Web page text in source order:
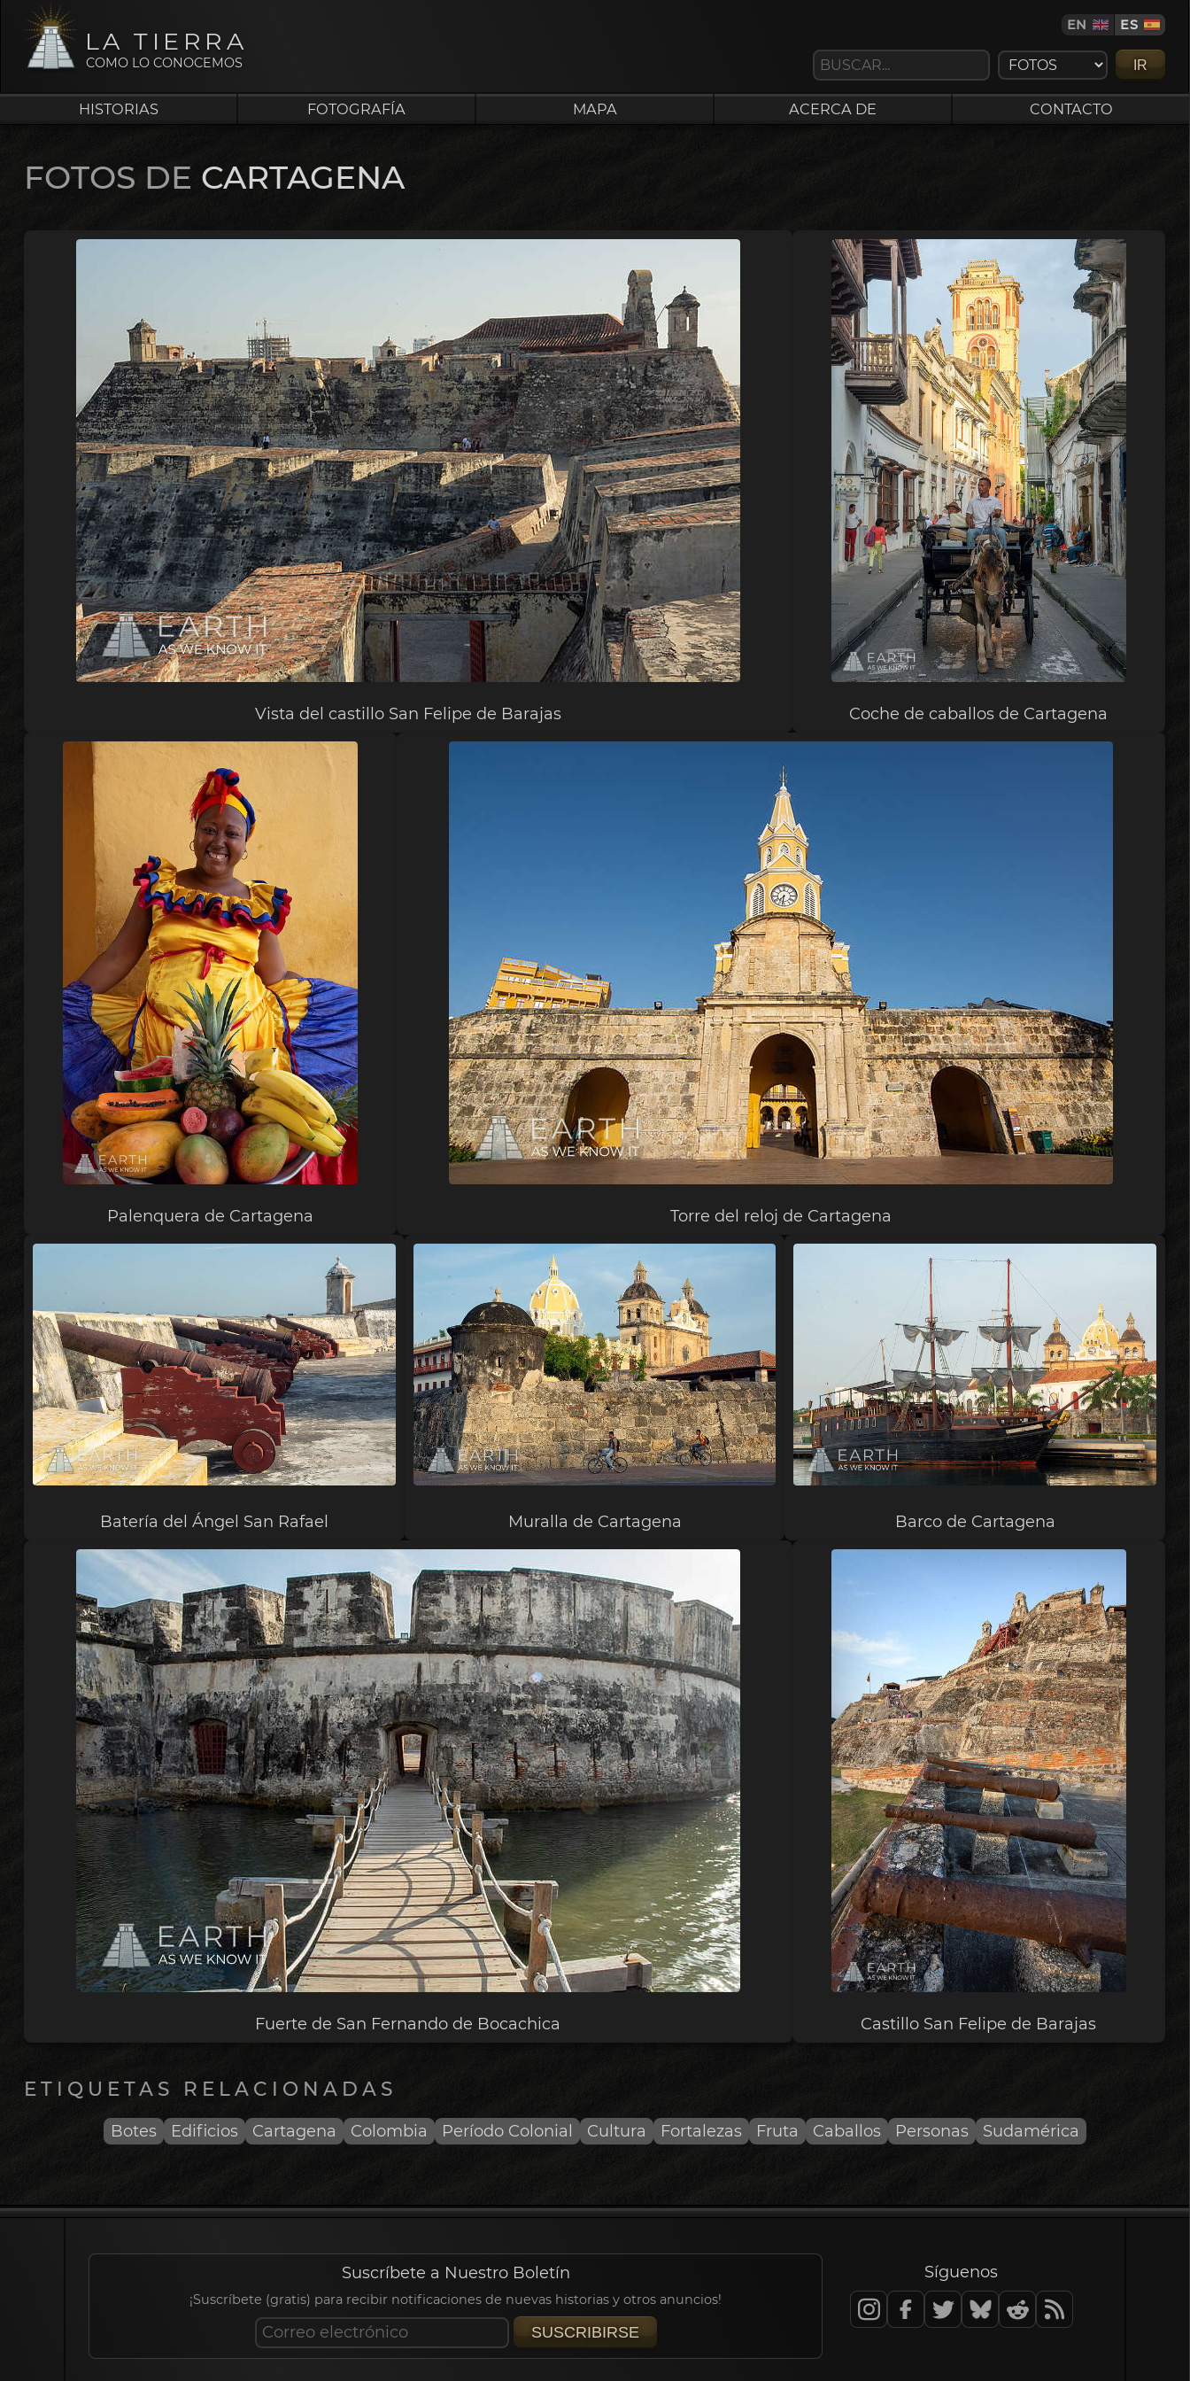
LA TIERRA
COMO LO CONOCEMOS IR
HISTORIAS FOTOGRAFÍA MAPA ACERCA DE CONTACTO
EN ES
FOTOS DE CARTAGENA
Vista del castillo San Felipe de Barajas Coche de caballos de Cartagena
Palenquera de Cartagena Torre del reloj de Cartagena
Batería del Ángel San Rafael Muralla de Cartagena Barco de Cartagena
Fuerte de San Fernando de Bocachica Castillo San Felipe de Barajas
ETIQUETAS RELACIONADAS
Botes Edificios Cartagena Colombia Período Colonial Cultura Fortalezas Fruta Caballos Personas Sudamérica
Suscríbete a Nuestro Boletín
¡Suscríbete (gratis) para recibir notificaciones de nuevas historias y otros anuncios!
SUSCRIBIRSE
Síguenos